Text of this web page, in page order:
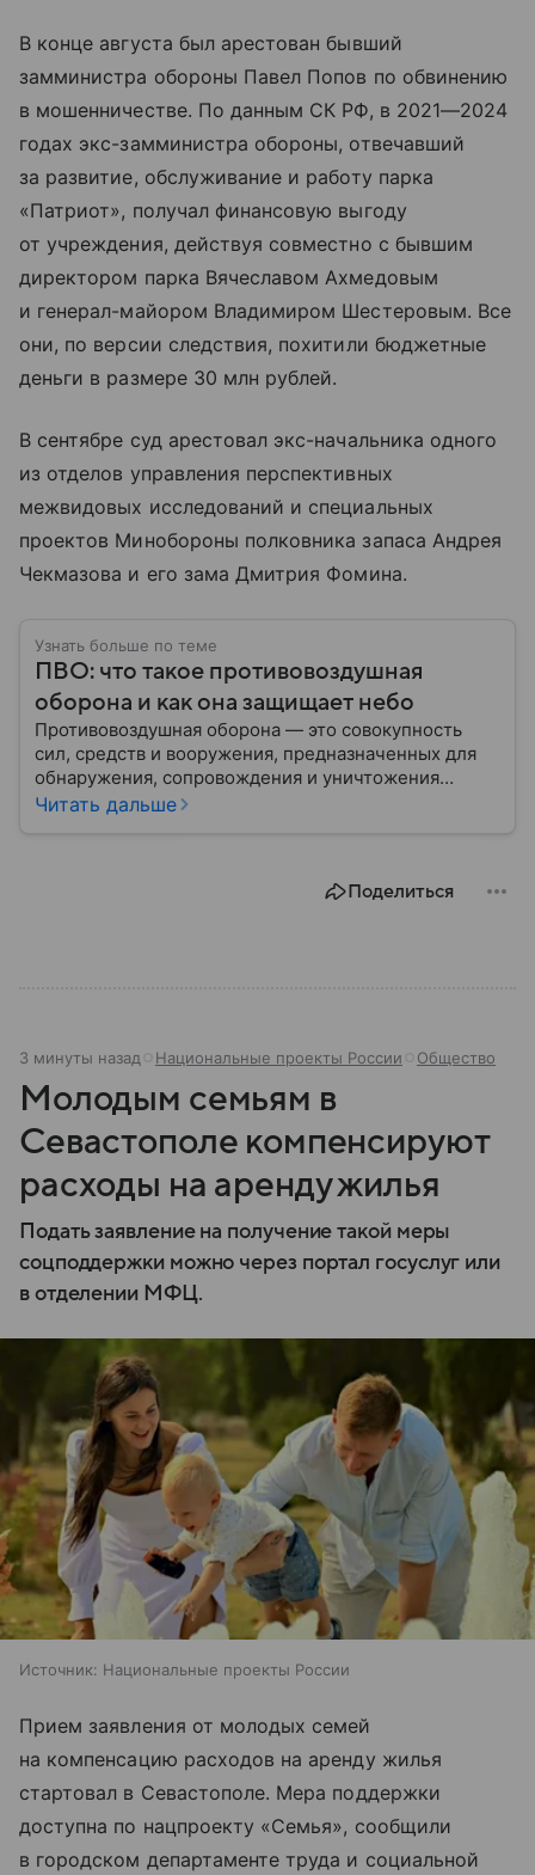
В конце августа был арестован бывший
замминистра обороны Павел Попов по обвинению
в мошенничестве. По данным СК РФ, в 2021—2024
годах экс-замминистра обороны, отвечавший
за развитие, обслуживание и работу парка
«Патриот», получал финансовую выгоду
от учреждения, действуя совместно с бывшим
директором парка Вячеславом Ахмедовым
и генерал-майором Владимиром Шестеровым. Все
они, по версии следствия, похитили бюджетные
деньги в размере 30 млн рублей.
В сентябре суд арестовал экс-начальника одного
из отделов управления перспективных
межвидовых исследований и специальных
проектов Минобороны полковника запаса Андрея
Чекмазова и его зама Дмитрия Фомина.
Узнать больше по теме
ПВО: что такое противовоздушная
оборона и как она защищает небо
Противовоздушная оборона — это совокупность
сил, средств и вооружения, предназначенных для
обнаружения, сопровождения и уничтожения
средств воздушного нападения. Современные
Читать дальше
Поделиться
3 минуты назад Национальные проекты России Общество
Молодым семьям в
Севастополе компенсируют
расходы на аренду жилья
Подать заявление на получение такой меры
соцподдержки можно через портал госуслуг или
в отделении МФЦ.
Источник: Национальные проекты России
Прием заявления от молодых семей
на компенсацию расходов на аренду жилья
стартовал в Севастополе. Мера поддержки
доступна по нацпроекту «Семья», сообщили
в городском департаменте труда и социальной